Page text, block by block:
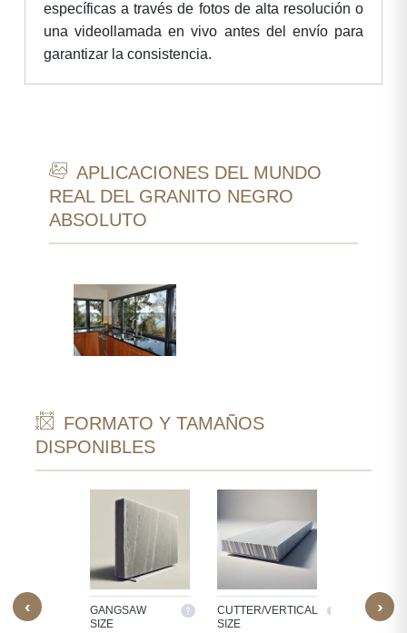
específicas a través de fotos de alta resolución o
una videollamada en vivo antes del envío para
garantizar la consistencia.
APLICACIONES DEL MUNDO
REAL DEL GRANITO NEGRO
ABSOLUTO
FORMATO Y TAMAÑOS
DISPONIBLES
‹
SIZE
GANGSAW
SIZE
CUTTER/VERTICAL
SIZE
TILES
›